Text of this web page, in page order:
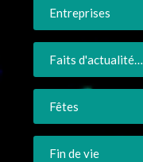
Entreprises
Faits d'actualité…
Fêtes
Fin de vie